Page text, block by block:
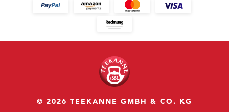
© 2026 TEEKANNE GMBH & CO. KG